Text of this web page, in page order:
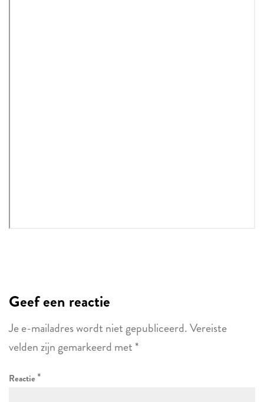
Geef een reactie
Je e-mailadres wordt niet gepubliceerd.Vereiste
velden zijn gemarkeerd met *
Reactie*